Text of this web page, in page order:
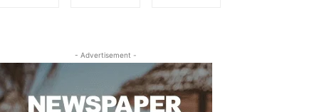
- Advertisement -